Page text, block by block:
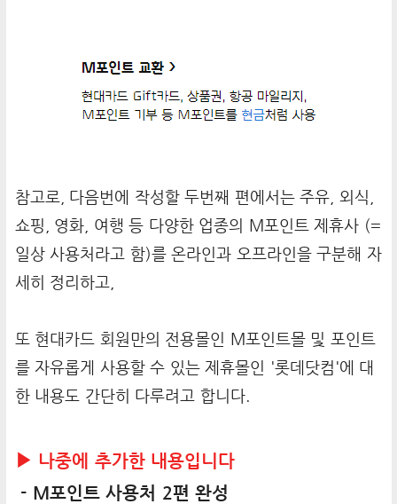
참고로, 다음번에 작성할 두번째 편에서는 주유, 외식,
쇼핑, 영화, 여행 등 다양한 업종의 M포인트 제휴사 (=
일상 사용처라고 함)를 온라인과 오프라인을 구분해 자
세히 정리하고,
또 현대카드 회원만의 전용몰인 M포인트몰 및 포인트
를 자유롭게 사용할 수 있는 제휴몰인 '롯데닷컴'에 대
한 내용도 간단히 다루려고 합니다.
▶ 나중에 추가한 내용입니다
- M포인트 사용처 2편 완성